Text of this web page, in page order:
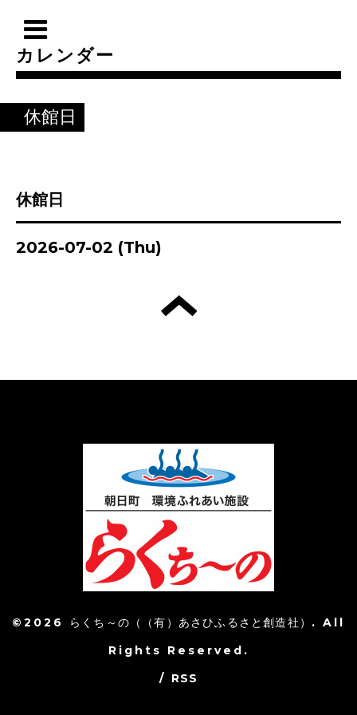
カレンダー
休館日
休館日
2026-07-02 (Thu)
©2026 らくち～の（（有）あさひふるさと創造社） . All
Rights Reserved.
/ RSS